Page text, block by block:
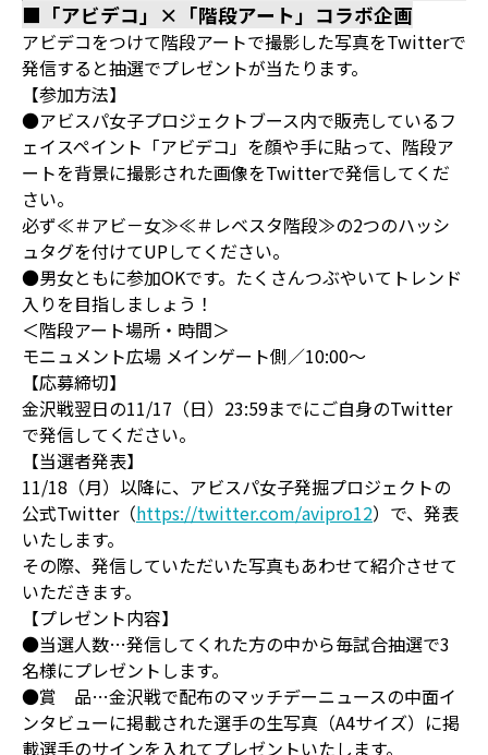
■「アビデコ」×「階段アート」コラボ企画
アビデコをつけて階段アートで撮影した写真をTwitterで
発信すると抽選でプレゼントが当たります。
【参加方法】
●アビスパ女子プロジェクトブース内で販売しているフ
ェイスペイント「アビデコ」を顔や手に貼って、階段ア
ートを背景に撮影された画像をTwitterで発信してくだ
さい。
必ず≪＃アビ－女≫≪＃レベスタ階段≫の2つのハッシ
ュタグを付けてUPしてください。
●男女ともに参加OKです。たくさんつぶやいてトレンド
入りを目指しましょう！
＜階段アート場所・時間＞
モニュメント広場 メインゲート側／10:00～
【応募締切】
金沢戦翌日の11/17（日）23:59までにご自身のTwitter
で発信してください。
【当選者発表】
11/18（月）以降に、アビスパ女子発掘プロジェクトの
公式Twitter（https://twitter.com/avipro12）で、発表
いたします。
その際、発信していただいた写真もあわせて紹介させて
いただきます。
【プレゼント内容】
●当選人数…発信してくれた方の中から毎試合抽選で3
名様にプレゼントします。
●賞 品…金沢戦で配布のマッチデーニュースの中面イ
ンタビューに掲載された選手の生写真（A4サイズ）に掲
載選手のサインを入れてプレゼントいたします。